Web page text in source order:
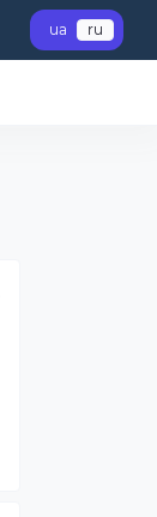
ua ru